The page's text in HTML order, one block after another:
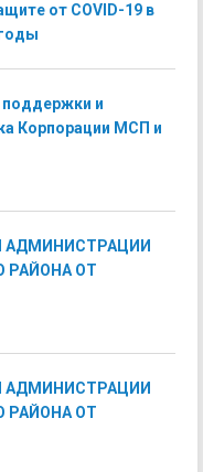
от COVID-19 в
и
Корпорации МСП и
АДМИНИСТРАЦИИ
РАЙОНА ОТ
АДМИНИСТРАЦИИ
РАЙОНА ОТ